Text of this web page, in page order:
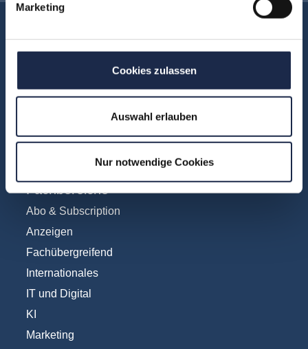
Marketing
Cookies zulassen
Auswahl erlauben
Nur notwendige Cookies
Über uns
Unsere Experten
Teilnehmerstimmen
Kontakt
Fachbereiche
Abo & Subscription
Anzeigen
Fachübergreifend
Internationales
IT und Digital
KI
Marketing